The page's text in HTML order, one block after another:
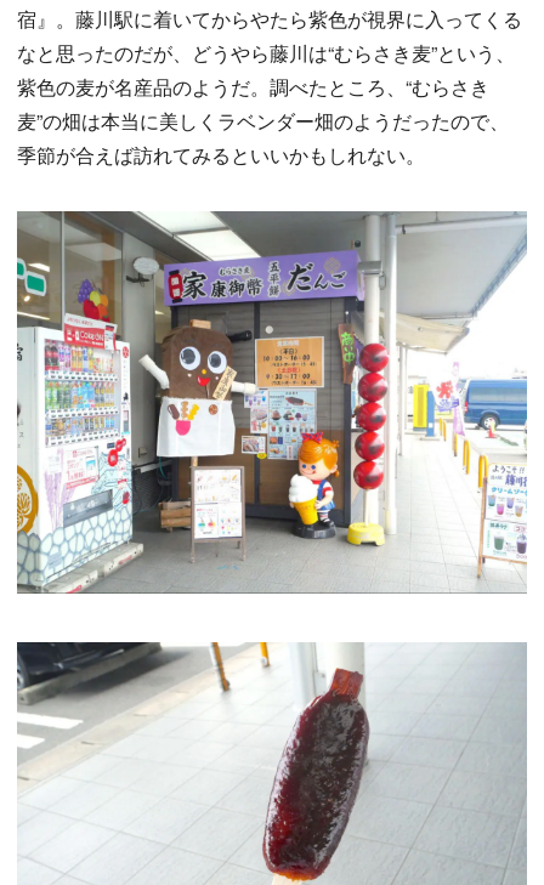
宿』。藤川駅に着いてからやたら紫色が視界に入ってくる
なと思ったのだが、どうやら藤川は“むらさき麦”という、
紫色の麦が名産品のようだ。調べたところ、“むらさき
麦”の畑は本当に美しくラベンダー畑のようだったので、
季節が合えば訪れてみるといいかもしれない。